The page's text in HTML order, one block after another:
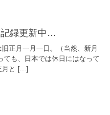
記録更新中…
正月一月一日。（当然、新月
ても、日本では休日にはなって
月と […]